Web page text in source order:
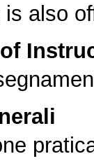
also